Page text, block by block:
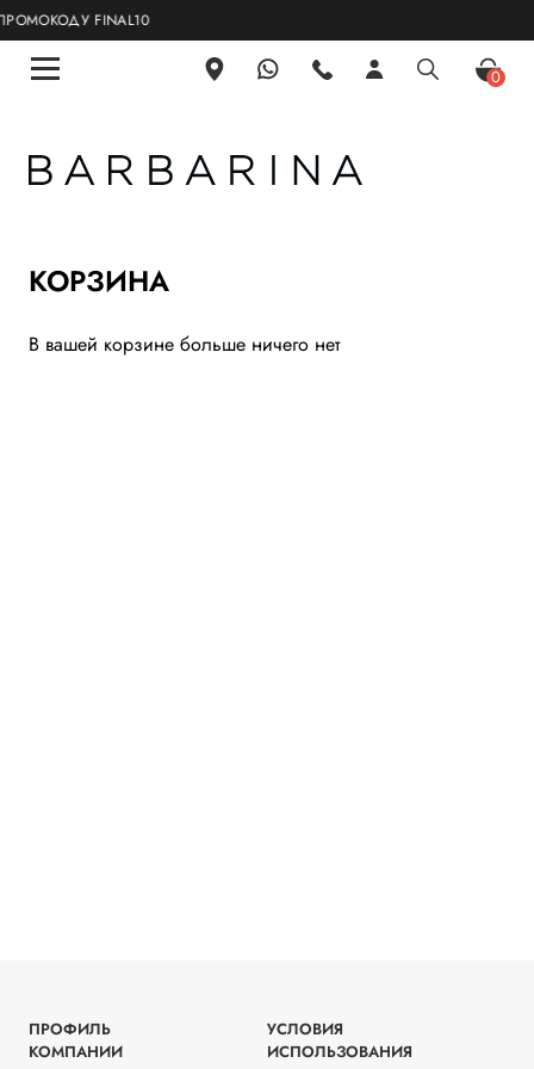
FINAL10
0
КОРЗИНА
В вашей корзине больше ничего нет
ПРОФИЛЬ
КОМПАНИИ
УСЛОВИЯ
ИСПОЛЬЗОВАНИЯ